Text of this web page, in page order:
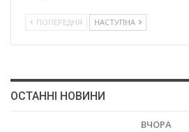
ПОПЕРЕДНЯ НАСТУПНА
ОСТАННІ НОВИНИ
ВЧОРА